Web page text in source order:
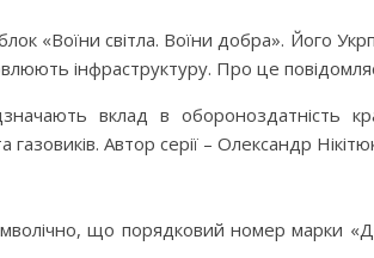
«Воїни світла. Воїни добра». Його
інфраструктуру. Про це
вклад в обороноздатність
газовиків. Автор серії – Олександр
що порядковий номер марки